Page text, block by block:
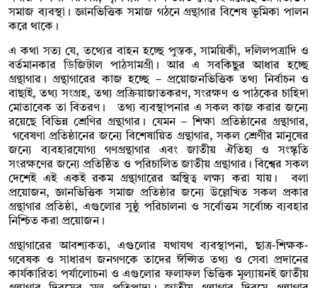
সমাজ ব্যবস্থা। জ্ঞানভিত্তিক সমাজ গঠনে গ্রন্থাগার বিশেষ ভূমিকা পালন
করে থাকে।
এ কথা সত্য যে, তথ্যের বাহন হচ্ছে পুস্তক, সাময়িকী, দলিলপত্রাদি ও
বর্তমানকার ডিজিটাল পাঠসামগ্রী। আর এ সবকিছুর আধার হচ্ছে
গ্রন্থাগার। গ্রন্থাগারের কাজ হচ্ছে – প্রয়োজনভিত্তিক তথ্য নির্বাচন ও
বাছাই, তথ্য সংগ্রহ, তথ্য প্রক্রিয়াজাতকরণ, সংরক্ষণ ও পাঠকের চাহিদা
মোতাবেক তা বিতরণ। তথ্য ব্যবস্থাপনার এ সকল কাজ করার জন্যে
রয়েছে বিভিন্ন শ্রেণির গ্রন্থাগার। যেমন – শিক্ষা প্রতিষ্ঠানের গ্রন্থাগার,
গবেষণা প্রতিষ্ঠানের জন্যে বিশেষায়িত গ্রন্থাগার, সকল শ্রেণীর মানুষের
জন্যে ব্যবহারযোগ্য গণগ্রন্থাগার এবং জাতীয় ঐতিহ্য ও সংস্কৃতি
সংরক্ষণের জন্যে প্রতিষ্ঠিত ও পরিচালিত জাতীয় গ্রন্থাগার। বিশ্বের সকল
দেশেই এই একই রকম গ্রন্থাগারের অস্থিত্ব লক্ষ্য করা যায়। বলা
প্রয়োজন, জ্ঞানভিত্তিক সমাজ প্রতিষ্ঠার জন্যে উল্লেখিত সকল প্রকার
গ্রন্থাগার প্রতিষ্ঠা, এগুলোর সুষ্ঠু পরিচালনা ও সর্বোত্তম সর্বোচ্চ ব্যবহার
নিশ্চিত করা প্রয়োজন।
গ্রন্থাগারের আবশ্যকতা, এগুলোর যথাযথ ব্যবস্থাপনা, ছাত্র-শিক্ষক-
গবেষক ও সাধারণ জনগণকে তাদের ঈপ্সিত তথ্য ও সেবা প্রদানের
কার্যকারিতা পর্যালোচনা ও এগুলোর ফলাফল ভিত্তিক মূল্যায়নই জাতীয়